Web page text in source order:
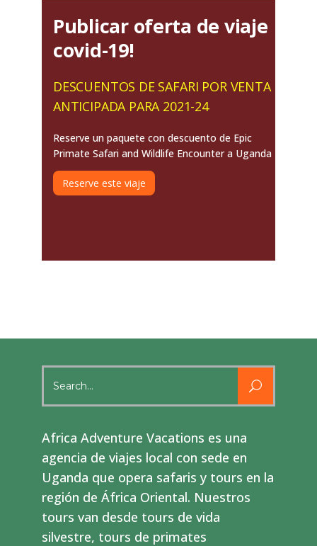
Publicar oferta de viaje
covid-19!
DESCUENTOS DE SAFARI POR VENTA
ANTICIPADA PARA 2021-24
Reserve un paquete con descuento de Epic
Primate Safari and Wildlife Encounter a Uganda
Reserve este viaje
for:
Africa Adventure Vacations es una
agencia de viajes local con sede en
Uganda que opera safaris y tours en la
región de África Oriental. Nuestros
tours van desde tours de vida
silvestre, tours de primates